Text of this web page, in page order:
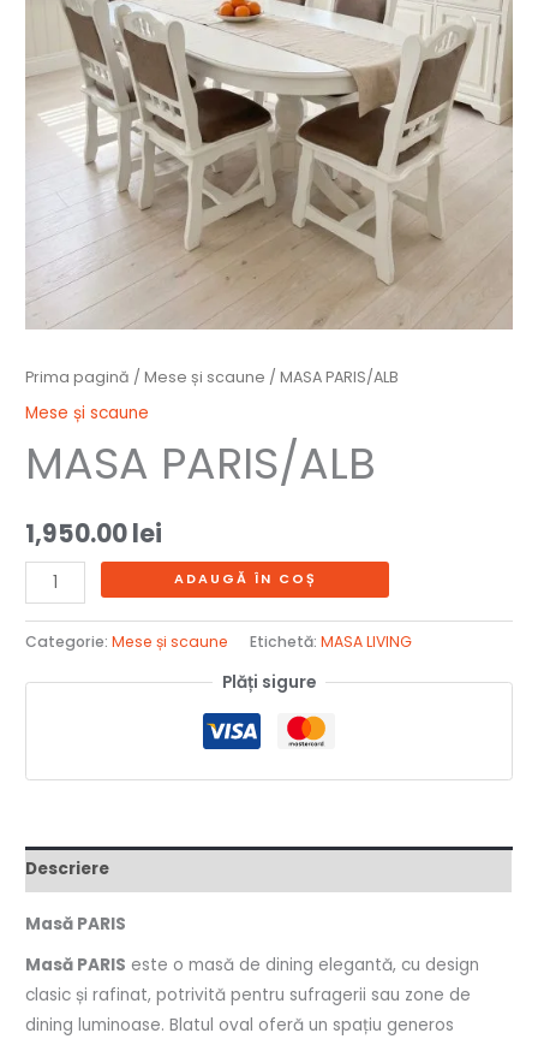
Prima pagină /Mese și scaune / MASA PARIS/ALB
Mese și scaune
MASA PARIS/ALB
1,950.00lei
ADAUGĂ ÎN COȘ
Categorie:Mese și scaune Etichetă:MASA LIVING
Plăți sigure
Descriere
Masă PARIS
Masă PARIS este o masă de dining elegantă, cu design
clasic și rafinat, potrivită pentru sufragerii sau zone de
dining luminoase. Blatul oval oferă un spațiu generos